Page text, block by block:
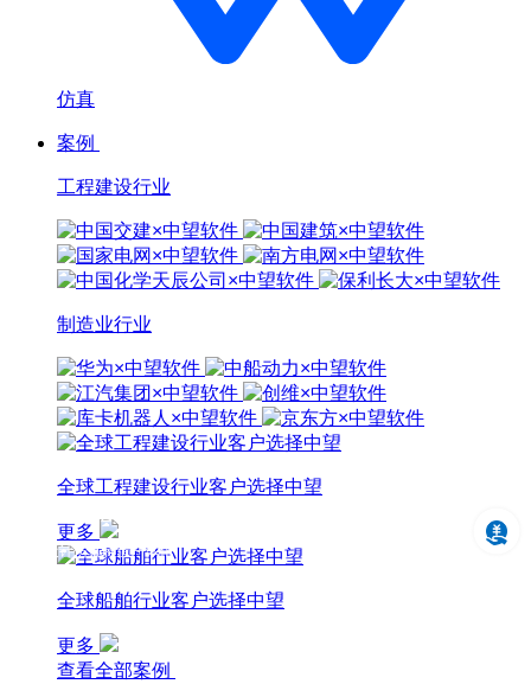
仿真
案例
工程建设行业
制造业行业
全球工程建设行业客户选择中望
更多
全球船舶行业客户选择中望
更多
查看全部案例
中望3D 2024
设计仿真制造一体化